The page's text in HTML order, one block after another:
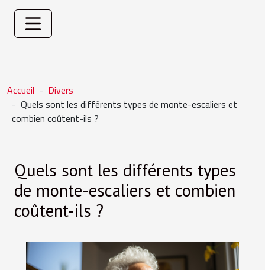
Accueil
Divers
Quels sont les différents types de monte-escaliers et
combien coûtent-ils ?
Quels sont les différents types
de monte-escaliers et combien
coûtent-ils ?